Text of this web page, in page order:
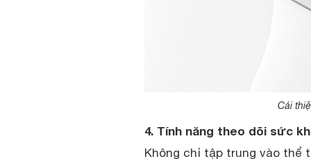
Cải
4. Tính năng theo dõi sức
Không chỉ tập trung vào thể